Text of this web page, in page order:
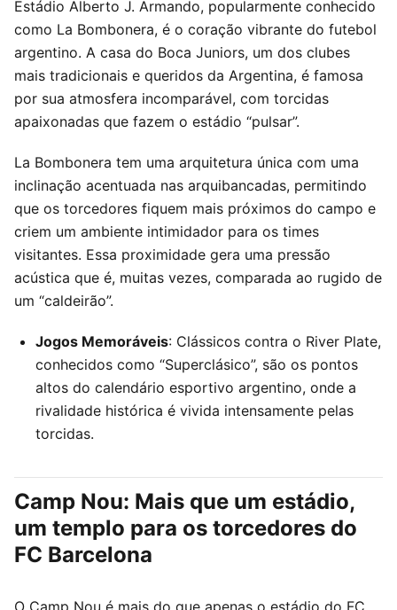
Estádio Alberto J. Armando, popularmente conhecido
como La Bombonera, é o coração vibrante do futebol
argentino. A casa do Boca Juniors, um dos clubes
mais tradicionais e queridos da Argentina, é famosa
por sua atmosfera incomparável, com torcidas
apaixonadas que fazem o estádio “pulsar”.
La Bombonera tem uma arquitetura única com uma
inclinação acentuada nas arquibancadas, permitindo
que os torcedores fiquem mais próximos do campo e
criem um ambiente intimidador para os times
visitantes. Essa proximidade gera uma pressão
acústica que é, muitas vezes, comparada ao rugido de
um “caldeirão”.
Jogos Memoráveis: Clássicos contra o River Plate,
conhecidos como “Superclásico”, são os pontos
altos do calendário esportivo argentino, onde a
rivalidade histórica é vivida intensamente pelas
torcidas.
Camp Nou: Mais que um estádio,
um templo para os torcedores do
FC Barcelona
O Camp Nou é mais do que apenas o estádio do FC